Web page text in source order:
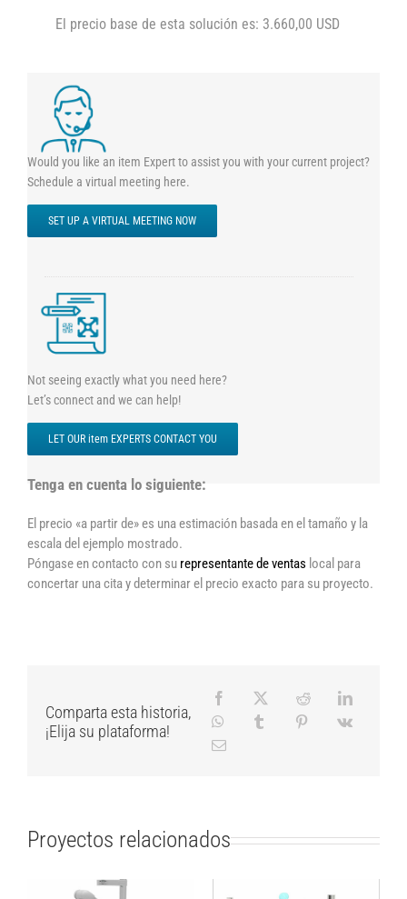
El precio base de esta solución es: 3.660,00 USD
Would you like an item Expert to assist you with your current project?
Schedule a virtual meeting here.
SET UP A VIRTUAL MEETING NOW
Not seeing exactly what you need here?
Let’s connect and we can help!
LET OUR item EXPERTS CONTACT YOU
Tenga en cuenta lo siguiente:
El precio «a partir de» es una estimación basada en el tamaño y la
escala del ejemplo mostrado.
Póngase en contacto con su representante de ventas local para
concertar una cita y determinar el precio exacto para su proyecto.
Comparta esta historia,
¡Elija su plataforma!
Proyectos relacionados